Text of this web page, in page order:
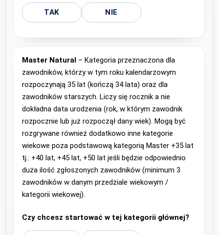
TAK NIE
Master Natural – Kategoria przeznaczona dla
zawodników, którzy w tym roku kalendarzowym
rozpoczynają 35 lat (kończą 34 lata) oraz dla
zawodników starszych. Liczy się rocznik a nie
dokładna data urodzenia (rok, w którym zawodnik
rozpocznie lub już rozpoczął dany wiek). Mogą być
rozgrywane również dodatkowo inne kategorie
wiekowe poza podstawową kategorią Master +35 lat
tj.: +40 lat, +45 lat, +50 lat jeśli będzie odpowiednio
duża ilość zgłoszonych zawodników (minimum 3
zawodników w danym przedziale wiekowym /
kategorii wiekowej).
Czy chcesz startować w tej kategorii głównej?